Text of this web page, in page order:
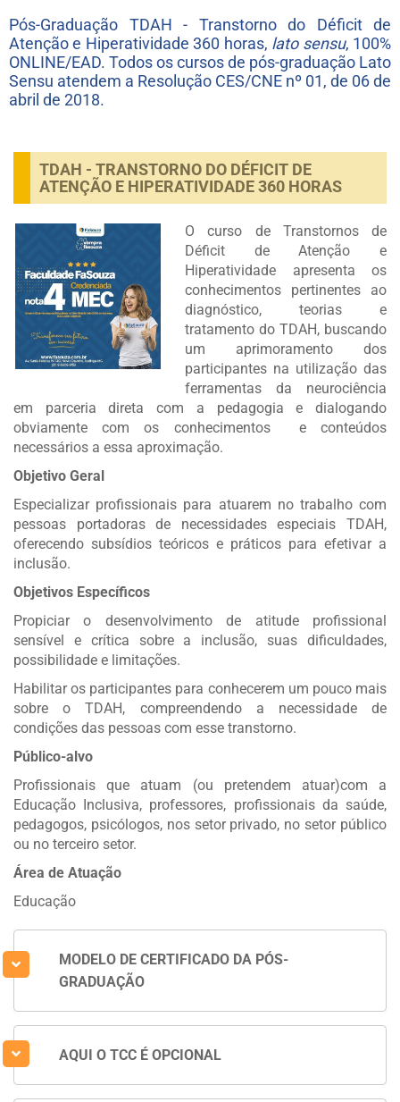
Pós-Graduação TDAH - Transtorno do Déficit de
Atenção e Hiperatividade 360 horas, lato sensu, 100%
ONLINE/EAD. Todos os cursos de pós-graduação Lato
Sensu atendem a Resolução CES/CNE nº 01, de 06 de
abril de 2018.
TDAH - TRANSTORNO DO DÉFICIT DE
ATENÇÃO E HIPERATIVIDADE 360 HORAS
O curso de Transtornos de
Déficit de Atenção e
Hiperatividade apresenta os
conhecimentos pertinentes ao
diagnóstico, teorias e
tratamento do TDAH, buscando
um aprimoramento dos
participantes na utilização das
ferramentas da neurociência
em parceria direta com a pedagogia e dialogando
obviamente com os conhecimentos e conteúdos
necessários a essa aproximação.
Objetivo Geral
Especializar profissionais para atuarem no trabalho com
pessoas portadoras de necessidades especiais TDAH,
oferecendo subsídios teóricos e práticos para efetivar a
inclusão.
Objetivos Específicos
Propiciar o desenvolvimento de atitude profissional
sensível e crítica sobre a inclusão, suas dificuldades,
possibilidade e limitações.
Habilitar os participantes para conhecerem um pouco mais
sobre o TDAH, compreendendo a necessidade de
condições das pessoas com esse transtorno.
Público-alvo
Profissionais que atuam (ou pretendem atuar)com a
Educação Inclusiva, professores, profissionais da saúde,
pedagogos, psicólogos, nos setor privado, no setor público
ou no terceiro setor.
Área de Atuação
Educação
MODELO DE CERTIFICADO DA PÓS-
GRADUAÇÃO
AQUI O TCC É OPCIONAL